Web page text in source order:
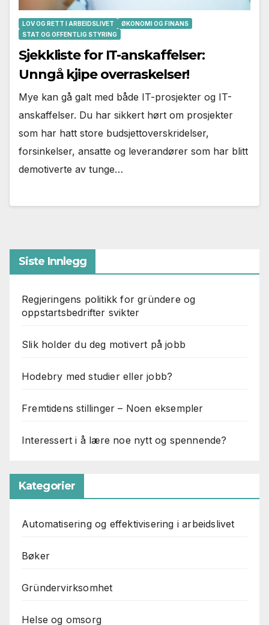
LOV OG RETT I ARBEIDSLIVET
ØKONOMI OG FINANS
STAT OG OFFENTLIG STYRING
Sjekkliste for IT-anskaffelser:
Unngå kjipe overraskelser!
Mye kan gå galt med både IT-prosjekter og IT-
anskaffelser. Du har sikkert hørt om prosjekter
som har hatt store budsjettoverskridelser,
forsinkelser, ansatte og leverandører som har blitt
demotiverte av tunge…
Siste Innlegg
Regjeringens politikk for gründere og
oppstartsbedrifter svikter
Slik holder du deg motivert på jobb
Hodebry med studier eller jobb?
Fremtidens stillinger – Noen eksempler
Interessert i å lære noe nytt og spennende?
Kategorier
Automatisering og effektivisering i arbeidslivet
Bøker
Gründervirksomhet
Helse og omsorg